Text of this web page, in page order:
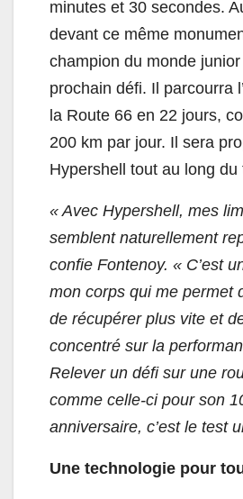
minutes et 30 secondes.
devant ce même
champion du monde
prochain défi. Il parcourra
la Route 66 en 22 jours,
200 km par jour. Il sera
Hypershell tout au long du
« Avec Hypershell, mes
semblent naturellement
confie Fontenoy. « C’est
mon corps qui me permet
de récupérer plus vite et
concentré sur la
Relever un défi sur une
comme celle-ci pour son
anniversaire, c’est le test
Une technologie pour